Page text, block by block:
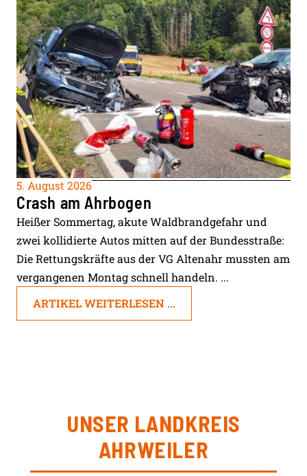
5. August 2026
Crash am Ahrbogen
Heißer Sommertag, akute Waldbrandgefahr und
zwei kollidierte Autos mitten auf der Bundesstraße:
Die Rettungskräfte aus der VG Altenahr mussten am
vergangenen Montag schnell handeln. ...
ARTIKEL WEITERLESEN ...
UNSER LANDKREIS
AHRWEILER